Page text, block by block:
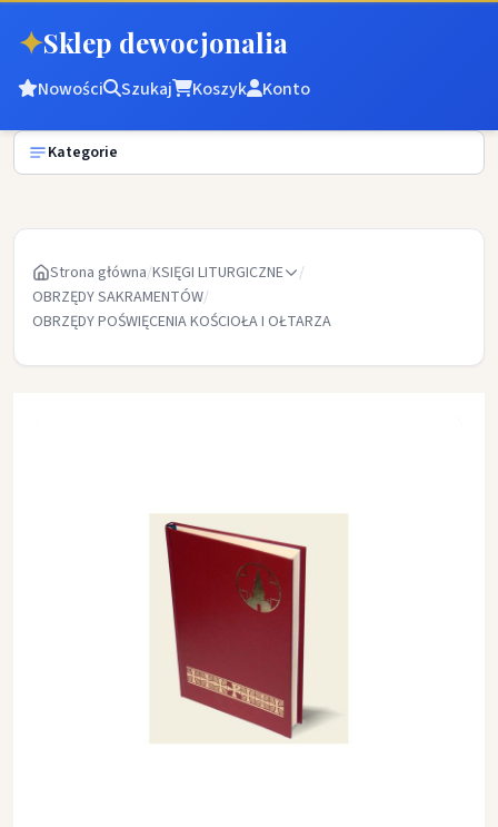
✦Sklep dewocjonalia
Nowości Szukaj Koszyk Konto
Kategorie
Strona główna/KSIĘGI LITURGICZNE
/
OBRZĘDY SAKRAMENTÓW/
OBRZĘDY POŚWIĘCENIA KOŚCIOŁA I OŁTARZA